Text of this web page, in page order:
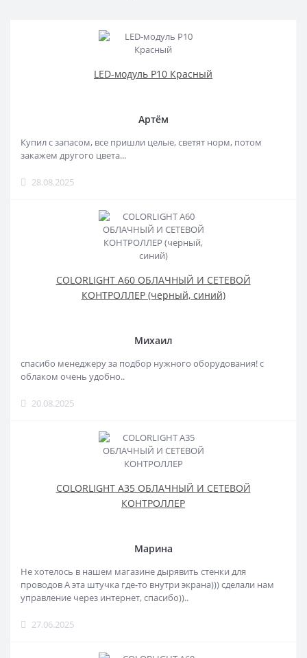
LED-модуль P10 Красный
Артём
Купил с запасом, все пришли целые, светят норм, потом
закажем другого цвета...
28.08.2025
COLORLIGHT A60 ОБЛАЧНЫЙ И СЕТЕВОЙ
КОНТРОЛЛЕР (черный, синий)
Михаил
спасибо менеджеру за подбор нужного оборудования! с
облаком очень удобно..
20.08.2025
COLORLIGHT A35 ОБЛАЧНЫЙ И СЕТЕВОЙ
КОНТРОЛЛЕР
Марина
Не хотелось в нашем магазине дырявить стенки для
проводов А эта штучка где-то внутри экрана))) сделали нам
управление через интернет, спасибо))..
27.06.2025